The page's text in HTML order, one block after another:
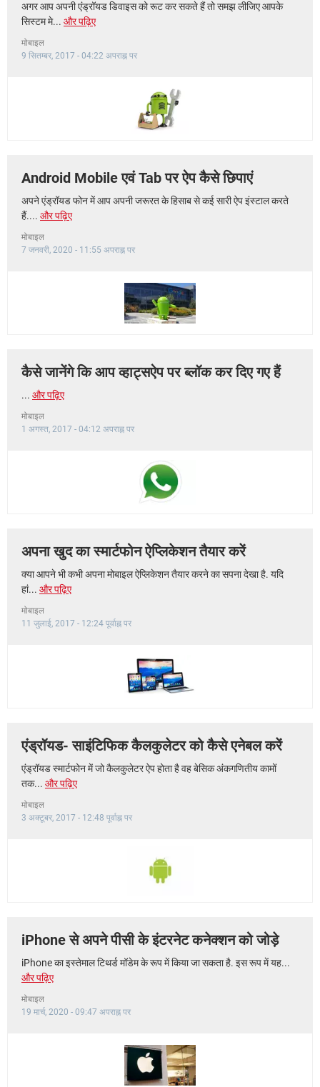
अगर आप अपनी एंड्रॉयड डिवाइस को रूट कर सकते हैं तो समझ लीजिए आपके
सिस्टम मे... और पढ़िए
मोबाइल
9 सितम्बर, 2017 - 04:22 अपराह्न पर
Android Mobile एवं Tab पर ऐप कैसे छिपाएं
अपने एंड्रॉयड फोन में आप अपनी जरूरत के हिसाब से कई सारी ऐप इंस्टाल करते
हैं.... और पढ़िए
मोबाइल
7 जनवरी, 2020 - 11:55 अपराह्न पर
कैसे जानेंगे कि आप व्हाट्सऐप पर ब्लॉक कर दिए गए हैं
... और पढ़िए
मोबाइल
1 अगस्त, 2017 - 04:12 अपराह्न पर
अपना खुद का स्मार्टफोन ऐप्लिकेशन तैयार करें
क्या आपने भी कभी अपना मोबाइल ऐप्लिकेशन तैयार करने का सपना देखा है. यदि
हां... और पढ़िए
मोबाइल
11 जुलाई, 2017 - 12:24 पूर्वाह्न पर
एंड्रॉयड- साइंटिफिक कैलकुलेटर को कैसे एनेबल करें
एंड्रॉयड स्मार्टफोन में जो कैलकुलेटर ऐप होता है वह बेसिक अंकगणितीय कामों
तक... और पढ़िए
मोबाइल
3 अक्टूबर, 2017 - 12:48 पूर्वाह्न पर
iPhone से अपने पीसी के इंटरनेट कनेक्शन को जोड़े
iPhone का इस्तेमाल टिथर्ड मॉडेम के रूप में किया जा सकता है. इस रूप में यह...
और पढ़िए
मोबाइल
19 मार्च, 2020 - 09:47 अपराह्न पर